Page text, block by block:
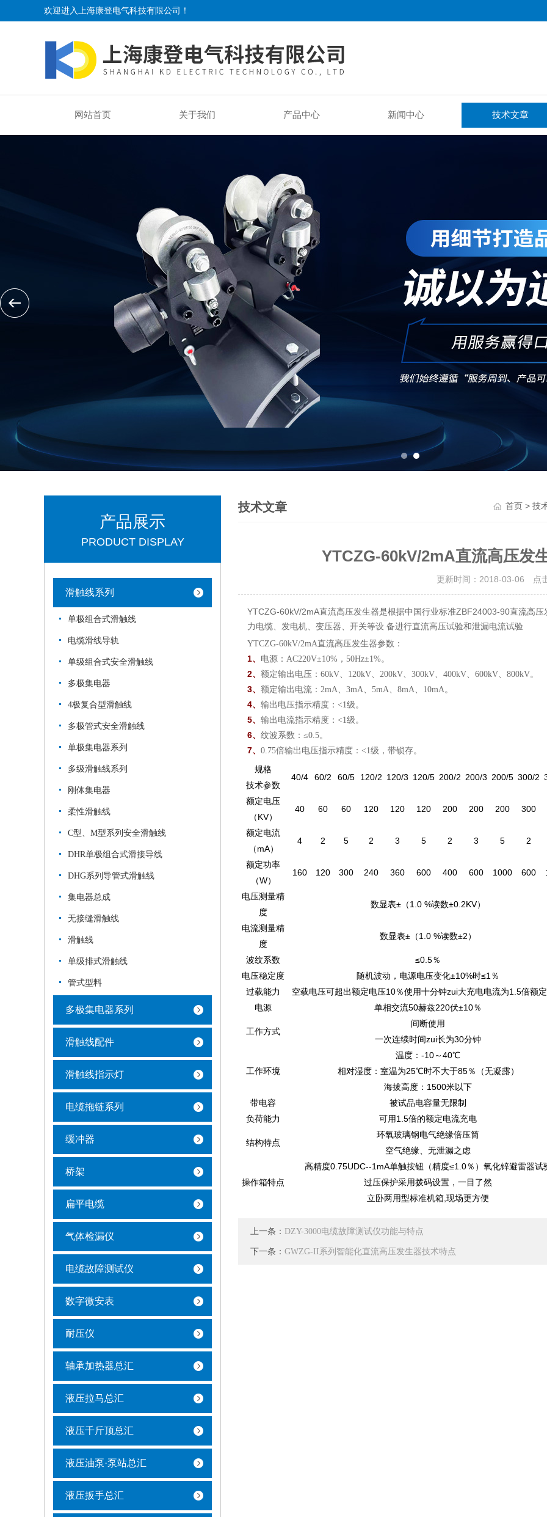
欢迎进入上海康登电气科技有限公司！
网站首页 关于我们 产品中心 新闻中心 技术文章
产品展示
PRODUCT DISPLAY
滑触线系列
单极组合式滑触线
电缆滑线导轨
单级组合式安全滑触线
多极集电器
4极复合型滑触线
多极管式安全滑触线
单极集电器系列
多级滑触线系列
刚体集电器
柔性滑触线
C型、M型系列安全滑触线
DHR单极组合式滑接导线
DHG系列导管式滑触线
集电器总成
无接缝滑触线
滑触线
单级排式滑触线
管式型料
多极集电器系列
滑触线配件
滑触线指示灯
电缆拖链系列
缓冲器
桥架
扁平电缆
气体检漏仪
电缆故障测试仪
数字微安表
耐压仪
轴承加热器总汇
液压拉马总汇
液压千斤顶总汇
液压油泵·泵站总汇
液压扳手总汇
技术文章 首页 > 技
YTCZG-60kV/2mA直流高压发
更新时间：2018-03-06 点
YTCZG-60kV/2mA直流高压发生器是根据中国行业标准ZBF24003-90直流高
力电缆、发电机、变压器、开关等设 备进行直流高压试验和泄漏电流试验
YTCZG-60kV/2mA直流高压发生器参数：
1、 电源：AC220V±10%，50Hz±1%。
2、 额定输出电压：60kV、120kV、200kV、300kV、400kV、600kV、800kV。
3、 额定输出电流：2mA、3mA、5mA、8mA、10mA。
4、 输出电压指示精度：<1级。
5、 输出电流指示精度：<1级。
6、 纹波系数：≤0.5。
7、 0.75倍输出电压指示精度：<1级，带锁存。
规格
技术参数
40/4 60/2 60/5 120/2 120/3 120/5 200/2 200/3 200/5 300/2
额定电压
（KV）
40 60 60 120 120 120 200 200 200 300
额定电流
（mA）
4 2 5 2 3 5 2 3 5 2
额定功率
（W）
160 120 300 240 360 600 400 600 1000 600
电压测量精
度
数显表±（1.0 %读数±0.2KV）
电流测量精
度
数显表±（1.0 %读数±2）
波纹系数
≤0.5％
电压稳定度
随机波动，电源电压变化±10%时≤1％
过载能力
空载电压可超出额定电压10％使用十分钟zui大充电电流为1.5倍额
电源
单相交流50赫兹220伏±10％
工作方式
间断使用
一次连续时间zui长为30分钟
工作环境
温度：-10～40℃
相对湿度：室温为25℃时不大于85％（无凝露）
海拔高度：1500米以下
带电容
被试品电容量无限制
负荷能力
可用1.5倍的额定电流充电
结构特点
环氧玻璃钢电气绝缘倍压筒
空气绝缘、无泄漏之虑
操作箱特点
高精度0.75UDC--1mA单触按钮（精度≤1.0％）氧化锌避雷器试
过压保护采用拨码设置，一目了然
立卧两用型标准机箱,现场更方便
上一条： DZY-3000电缆故障测试仪功能与特点
下一条： GWZG-II系列智能化直流高压发生器技术特点